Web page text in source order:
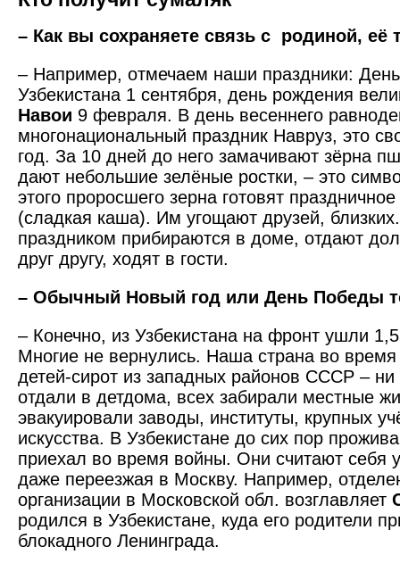
– Как вы сохраняете связь с родиной, её
– Например, отмечаем наши праздники:
Узбекистана 1 сентября, день рождения
Навои 9 февраля. В день весеннего
многонациональный праздник Навруз, это
год. За 10 дней до него замачивают зёрна
дают небольшие зелёные ростки, – это
этого проросшего зерна готовят
(сладкая каша). Им угощают друзей,
праздником прибираются в доме, отдают
друг другу, ходят в гости.
– Обычный Новый год или День Победы
– Конечно, из Узбекистана на фронт ушли
Многие не вернулись. Наша страна во
детей-сирот из западных районов СССР – ни
отдали в детдома, всех забирали местные
эвакуировали заводы, институты, крупных
искусства. В Узбеки­стане до сих пор
приехал во время войны. Они считают себя
даже переезжая в Москву. Например,
организации в Московской обл. возглавляет
родился в Узбеки­стане, куда его родители
блокадного Ленинграда.